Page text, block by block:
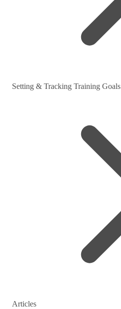
Setting & Tracking Training Goals
Articles